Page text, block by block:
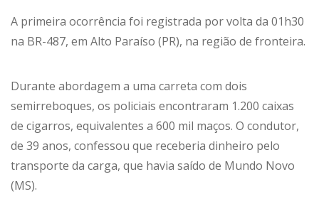
A primeira ocorrência foi registrada por volta da 01h30
na BR-487, em Alto Paraíso (PR), na região de fronteira.
Durante abordagem a uma carreta com dois
semirreboques, os policiais encontraram 1.200 caixas
de cigarros, equivalentes a 600 mil maços. O condutor,
de 39 anos, confessou que receberia dinheiro pelo
transporte da carga, que havia saído de Mundo Novo
(MS).